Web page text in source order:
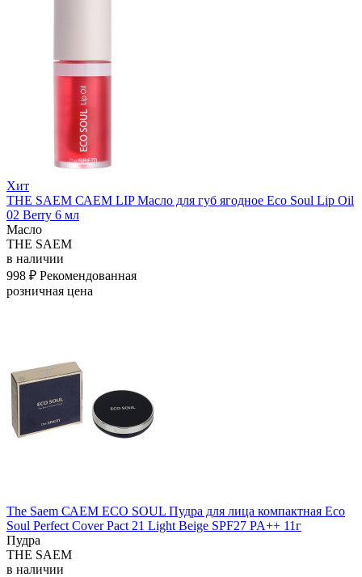
Хит
THE SAEM САЕМ LIP Масло для губ ягодное Eco Soul Lip Oil
02 Berry 6 мл
Масло
THE SAEM
в наличии
998 ₽ Рекомендованная
розничная цена
The Saem САЕМ ECO SOUL Пудра для лица компактная Eco
Soul Perfect Cover Pact 21 Light Beige SPF27 PA++ 11г
Пудра
THE SAEM
в наличии